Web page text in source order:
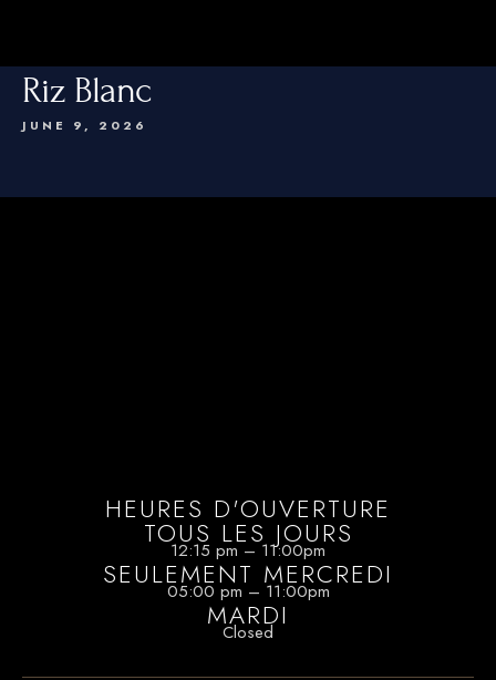
Riz Blanc
JUNE 9, 2026
HEURES D'OUVERTURE
TOUS LES JOURS
12:15 pm – 11:00pm
SEULEMENT MERCREDI
05:00 pm – 11:00pm
MARDI
Closed